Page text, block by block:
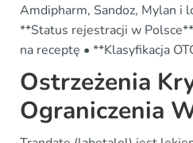
Amdipharm, Sandoz, Mylan i
**Status rejestracji w
na receptę • **Klasyfikacja
Ostrzeżenia
Ograniczenia